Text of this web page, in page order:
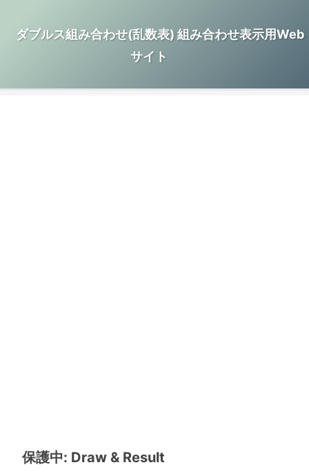
ダブルス組み合わせ(乱数表) 組み合わせ表示用Web
サイト
保護中: Draw & Result